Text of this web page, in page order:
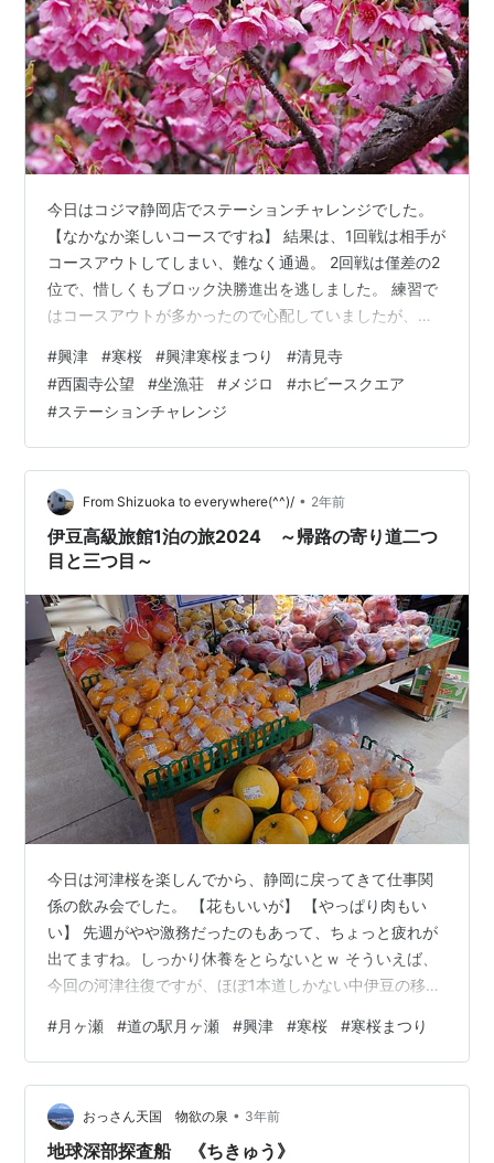
今日はコジマ静岡店でステーションチャレンジでした。
【なかなか楽しいコースですね】 結果は、1回戦は相手が
コースアウトしてしまい、難なく通過。 2回戦は僅差の2
位で、惜しくもブロック決勝進出を逃しました。 練習で
はコースアウトが多かったので心配していましたが、ブ
も走れたのは、今回の収穫ではないかと思います。 ただ
やっぱり、上位層とはスピードが違いますね。トップの
選手はこのコースを30秒弱で走るのですが、小僧の場合
は32秒台といったところでした。全体では中くらいのタ
イムですかね。 とはいえ、ミニ四駆はやっぱり完走して
なんぼなので、そこの兼ね合い…
#興津 #寒桜 #興津寒桜まつり #清見寺
#西園寺公望 #坐漁荘 # メジロ #ホビースクエア
#ステーションチャレンジ
From Shizuoka to everywhere(^^)/ • 2年前
伊豆高級旅館1泊の旅2024 ～帰路の寄り道二つ
目と三つ目～
今日は河津桜を楽しんでから、静岡に戻ってきて仕事関
係の飲み会でした。 【花もいいが】 【やっぱり肉もい
い】 先週がやや激務だったのもあって、ちょっと疲れが
出てますね。しっかり休養をとらないとｗ そういえば、
今回の河津往復ですが、ほぼ1本道しかない中伊豆の移
り道は、時間も似たような時間だったので、前回の帰り
道をトレースするような感じでしたね。 ただし、今日は
途中から、前回のルートをそれて帰ってきましたので。
詳しくはまたレポするとして、まずは前回の帰路のレポ
を済ませてしまいましょう。 東府やさんに寄った後、次
#月ヶ瀬 #道の駅月ヶ瀬 #興津 #寒桜 #寒桜まつり
おっさん天国 物欲の泉 • 3年前
地球深部探査船 《ちきゅう》